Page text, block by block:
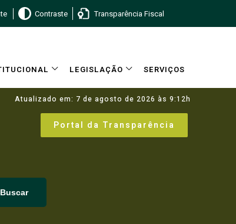
Contraste Transparência Fiscal
LEGISLAÇÃO SERVIÇOS
Atualizado em: 7 de agosto de 2026 às 9:12h
Portal da Transparência
Buscar